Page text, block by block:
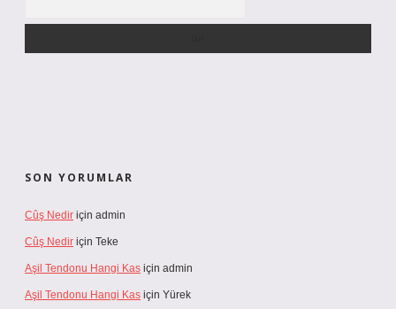
SON YORUMLAR
Cûş Nedir için admin
Cûş Nedir için Teke
Aşil Tendonu Hangi Kas için admin
Aşil Tendonu Hangi Kas için Yürek